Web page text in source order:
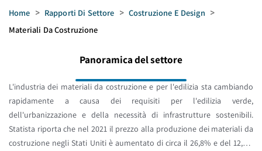
Home > Rapporti Di Settore > Costruzione E Design >
Materiali Da Costruzione
Panoramica del settore
L'industria dei materiali da costruzione e per l'edilizia sta cambiando
rapidamente a causa dei requisiti per l'edilizia verde,
dell'urbanizzazione e della necessità di infrastrutture sostenibili.
Statista riporta che nel 2021 il prezzo alla produzione dei materiali da
costruzione negli Stati Uniti è aumentato di circa il 26,8% e del 12,6%